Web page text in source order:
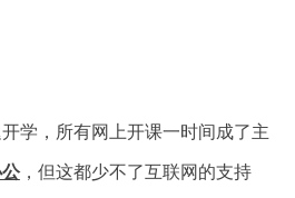
学，所有网上开课一时间成了主
，但这都少不了互联网的支持